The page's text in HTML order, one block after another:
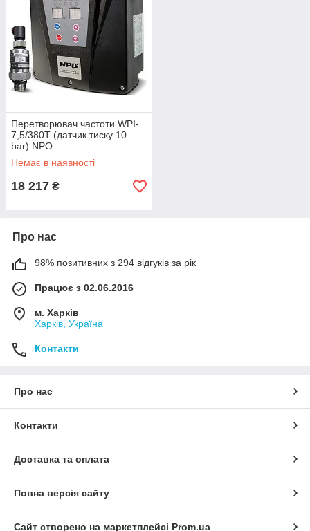
Перетворювач частоти WPI-
7,5/380T (датчик тиску 10
bar) NPO
Немає в наявності
18 217 ₴
Про нас
98% позитивних з 294 відгуків за рік
Працює з 02.06.2016
м. Харків
Харків, Україна
Контакти
Про нас
Контакти
Доставка та оплата
Повна версія сайту
Сайт створено на маркетплейсі Prom.ua